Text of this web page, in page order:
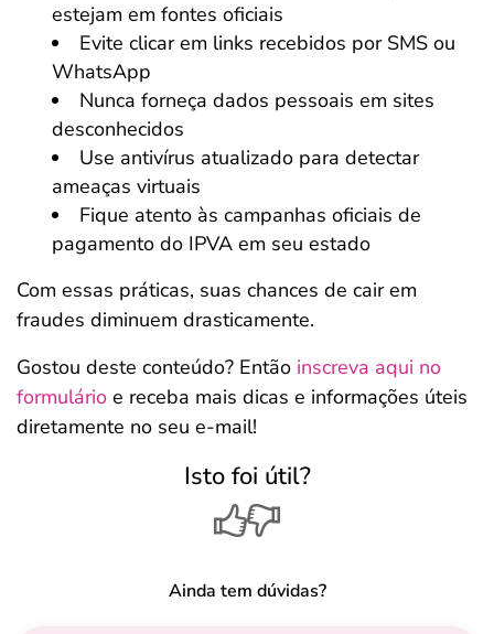
estejam em fontes oficiais
Evite clicar em links recebidos por SMS ou
WhatsApp
Nunca forneça dados pessoais em sites
desconhecidos
Use antivírus atualizado para detectar
ameaças virtuais
Fique atento às campanhas oficiais de
pagamento do IPVA em seu estado
Com essas práticas, suas chances de cair em
fraudes diminuem drasticamente.
Gostou deste conteúdo? Então inscreva aqui no
formulário e receba mais dicas e informações úteis
diretamente no seu e-mail!
Isto foi útil?
Ainda tem dúvidas?